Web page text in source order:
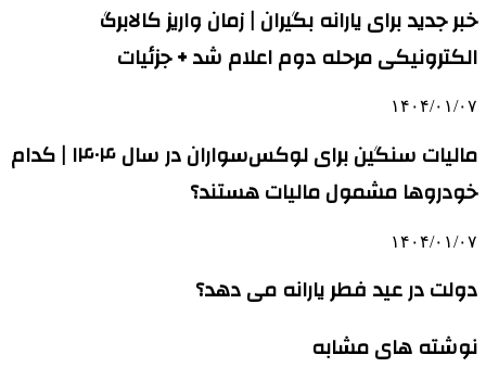
خبر جدید برای یارانه بگیران | زمان واریز کالابرگ
الکترونیکی مرحله دوم اعلام شد + جزئیات
۱۴۰۴/۰۱/۰۷
مالیات سنگین برای لوکس‌سواران در سال ۱۴۰۴ | کدام
خودروها مشمول مالیات هستند؟
۱۴۰۴/۰۱/۰۷
دولت در عید فطر یارانه می دهد؟
نوشته های مشابه